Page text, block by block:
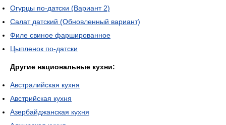
Огурцы по-датски (Вариант 2)
Салат датский (Обновленный вариант)
Филе свиное фаршированное
Цыпленок по-датски
Другие национальные кухни:
Австралийская кухня
Австрийская кухня
Азербайджанская кухня